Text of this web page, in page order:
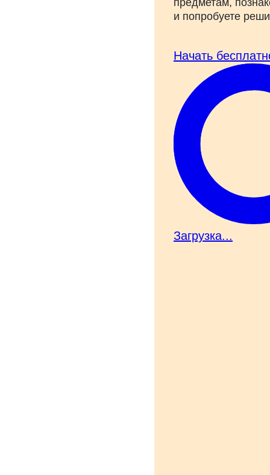
предметам,
и попробуете
Начать
Загрузка...